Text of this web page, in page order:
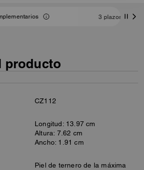
3 plazos de 41,66 € sin intereses (0% TAE) con
producto
CZ112
Longitud: 13.97 cm
Altura: 7.62 cm
Ancho: 1.91 cm
Piel de ternero de la máxima